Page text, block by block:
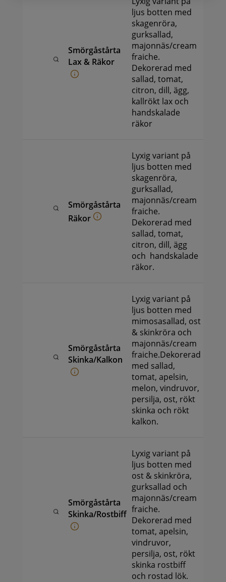
Smörgåstårta
Lax & Räkor
ljus botten med
skagenröra,
gurksallad,
majonnäs/cream
fraiche.
Dekorerad med
sallad, tomat,
citron, dill, ägg,
kallrökt lax och
handskalade
räkor
Smörgåstårta
Räkor
Lyxig variant på
ljus botten med
skagenröra,
gurksallad,
majonnäs/cream
fraiche.
Dekorerad med
sallad, tomat,
citron, dill, ägg
och handskalade
räkor.
Smörgåstårta
Skinka/Kalkon
Lyxig variant på
ljus botten med
mimosasallad, ost
& skinkröra och
majonnäs/cream
fraiche.Dekorerad
med sallad,
tomat, apelsin,
melon, vindruvor,
persilja, ost, rökt
skinka och rökt
kalkon.
Smörgåstårta
Skinka/Rostbiff
Lyxig variant på
ljus botten med
ost & skinkröra,
gurksallad och
majonnäs/cream
fraiche.
Dekorerad med
tomat, apelsin,
vindruvor,
persilja, ost, rökt
skinka rostbiff
och rostad lök.